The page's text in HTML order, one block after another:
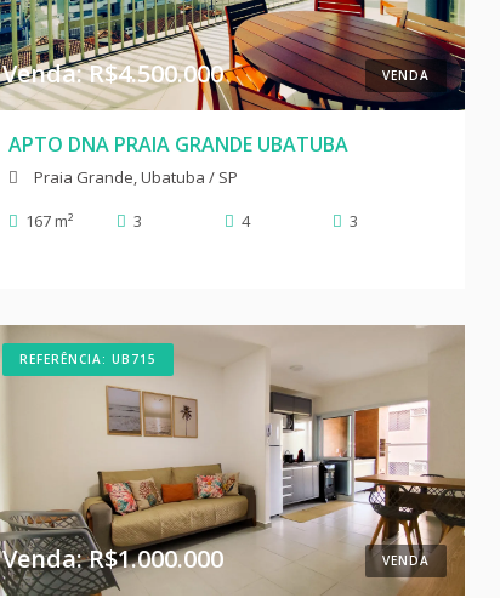
VENDA
Venda: R$4.500.000
APTO DNA PRAIA GRANDE UBATUBA
Praia Grande, Ubatuba / SP
167 m²
3 4 3
REFERÊNCIA: UB715
VENDA
Venda: R$1.000.000